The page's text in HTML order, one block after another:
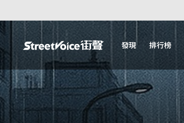
發現 排行榜